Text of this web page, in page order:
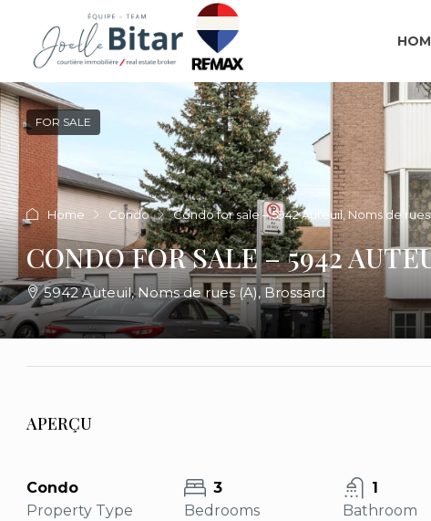
FOR SALE
Home Condo Condo for sale – 5942 Auteuil, Noms de
CONDO FOR SALE – 5942
5942 Auteuil, Noms de rues (A), Brossard
APERÇU
Condo
Property Type
3
Bedrooms
1
Bathroom